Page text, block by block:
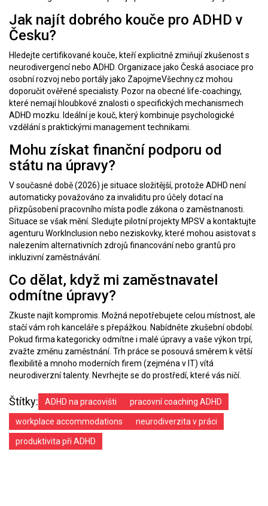
Jak najít dobrého kouče pro ADHD v
Česku?
Hledejte certifikované kouče, kteří explicitně zmiňují zkušenost s
neurodivergencí nebo ADHD. Organizace jako Česká asociace pro
osobní rozvoj nebo portály jako ZapojmeVšechny.cz mohou
doporučit ověřené specialisty. Pozor na obecné life-coachingy,
které nemají hloubkové znalosti o specifických mechanismech
ADHD mozku. Ideální je kouč, který kombinuje psychologické
vzdělání s praktickými management technikami.
Mohu získat finanční podporu od
státu na úpravy?
V současné době (2026) je situace složitější, protože ADHD není
automaticky považováno za invaliditu pro účely dotací na
přizpůsobení pracovního místa podle zákona o zaměstnanosti.
Situace se však mění. Sledujte pilotní projekty MPSV a kontaktujte
agenturu WorkInclusion nebo neziskovky, které mohou asistovat s
nalezením alternativních zdrojů financování nebo grantů pro
inkluzivní zaměstnávání.
Co dělat, když mi zaměstnavatel
odmítne úpravy?
Zkuste najít kompromis. Možná nepotřebujete celou místnost, ale
stačí vám roh kanceláře s přepážkou. Nabídněte zkušební období.
Pokud firma kategoricky odmítne i malé úpravy a vaše výkon trpí,
zvažte změnu zaměstnání. Trh práce se posouvá směrem k větší
flexibilitě a mnoho moderních firem (zejména v IT) vítá
neurodiverzní talenty. Nevrhejte se do prostředí, které vás ničí.
Štítky: ADHD na pracovišti pracovní coaching ADHD
workplace accommodations neurodiverzita v práci
produktivita při ADHD